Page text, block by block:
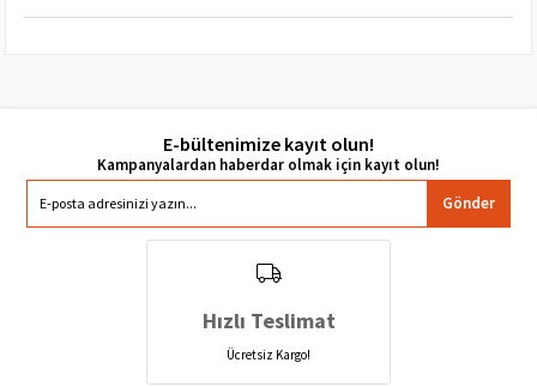
E-bültenimize kayıt olun!
Gönder
Hızlı Teslimat
Ücretsiz Kargo!